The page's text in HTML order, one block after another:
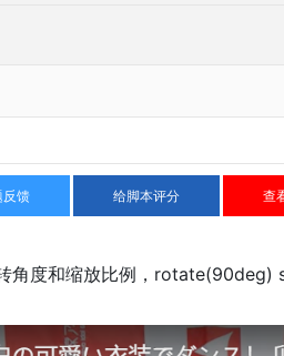
反馈 给脚本评分 查
角度和缩放比例，